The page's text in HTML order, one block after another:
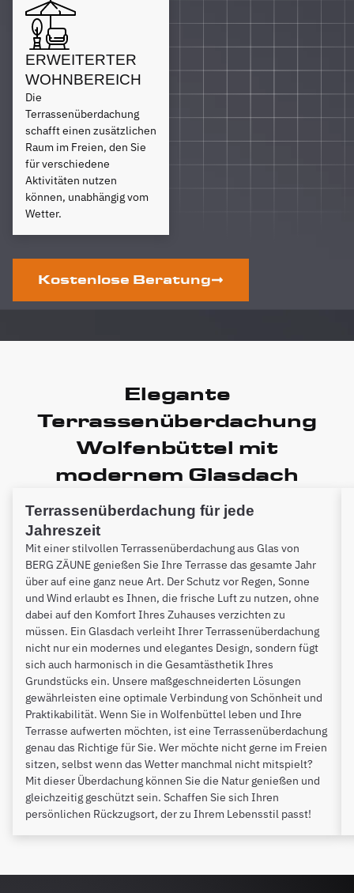
ERWEITERTER
WOHNBEREICH
Die
Terrassenüberdachung
schafft einen zusätzlichen
Raum im Freien, den Sie
für verschiedene
Aktivitäten nutzen
können, unabhängig vom
Wetter.
Kostenlose Beratung
Elegante
Terrassenüberdachung
Wolfenbüttel mit
modernem Glasdach
Terrassenüberdachung für jede
Jahreszeit
Mit einer stilvollen Terrassenüberdachung aus Glas von
BERG ZÄUNE genießen Sie Ihre Terrasse das gesamte Jahr
über auf eine ganz neue Art. Der Schutz vor Regen, Sonne
und Wind erlaubt es Ihnen, die frische Luft zu nutzen, ohne
dabei auf den Komfort Ihres Zuhauses verzichten zu
müssen. Ein Glasdach verleiht Ihrer Terrassenüberdachung
nicht nur ein modernes und elegantes Design, sondern fügt
sich auch harmonisch in die Gesamtästhetik Ihres
Grundstücks ein. Unsere maßgeschneiderten Lösungen
gewährleisten eine optimale Verbindung von Schönheit und
Praktikabilität. Wenn Sie in Wolfenbüttel leben und Ihre
Terrasse aufwerten möchten, ist eine Terrassenüberdachung
genau das Richtige für Sie. Wer möchte nicht gerne im Freien
sitzen, selbst wenn das Wetter manchmal nicht mitspielt?
Mit dieser Überdachung können Sie die Natur genießen und
gleichzeitig geschützt sein. Schaffen Sie sich Ihren
persönlichen Rückzugsort, der zu Ihrem Lebensstil passt!